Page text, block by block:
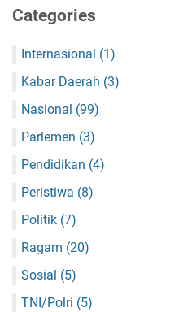
Categories
Internasional (1)
Kabar Daerah (3)
Nasional (99)
Parlemen (3)
Pendidikan (4)
Peristiwa (8)
Politik (7)
Ragam (20)
Sosial (5)
TNI/Polri (5)